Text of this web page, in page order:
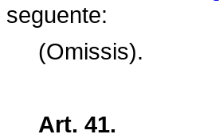
seguente:
(Omissis).
Art. 41.